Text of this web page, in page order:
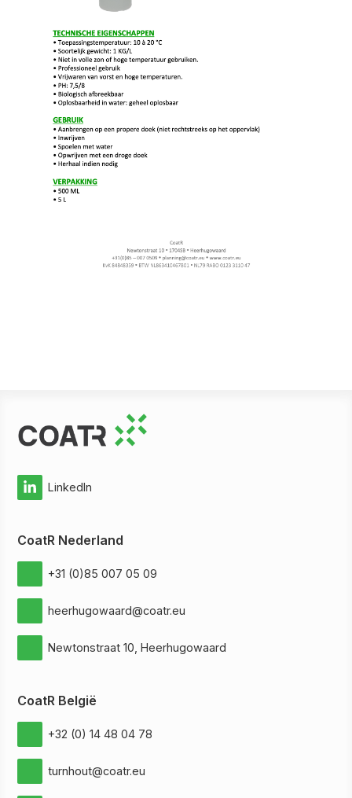
LinkedIn
CoatR Nederland
+31 (0)85 007 05 09
heerhugowaard@coatr.eu
Newtonstraat 10, Heerhugowaard
CoatR België
+32 (0) 14 48 04 78
turnhout@coatr.eu